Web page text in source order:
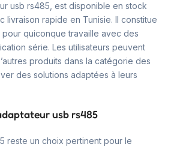
usb rs485, est disponible en stock
livraison rapide en Tunisie. Il constitue
quiconque travaille avec des
série. Les utilisateurs peuvent
produits dans la catégorie des
des solutions adaptées à leurs
usb rs485
reste un choix pertinent pour le